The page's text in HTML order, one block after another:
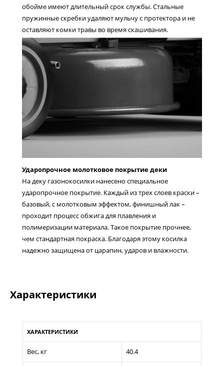
обойме имеют длительный срок службы. Стальные
пружинные скребки удаляют мульчу с протектора и не
оставляют комки травы во время скашивания.
Ударопрочное молотковое покрытие деки
На деку газонокосилки нанесено специальное
ударопрочное покрытие. Каждый из трех слоев краски –
базовый, с молотковым эффектом, финишный лак –
проходит процесс обжига для плавления и
полимеризации материала. Такое покрытие прочнее,
чем стандартная покраска. Благодаря этому косилка
надежно защищена от царапин, ударов и влажности.
Характеристики
ХАРАКТЕРИСТИКИ
Вес, кг 40.4